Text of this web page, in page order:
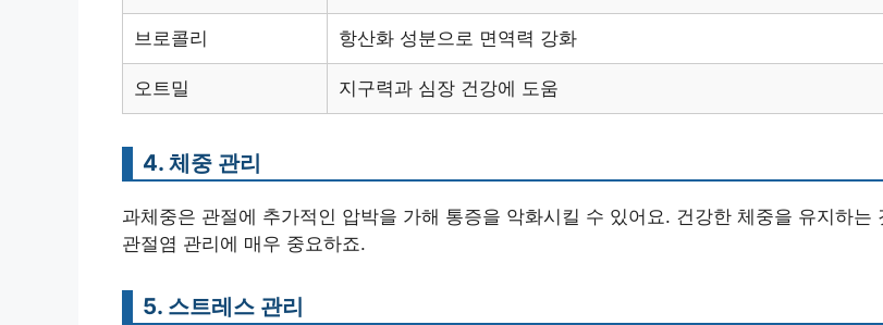
브로콜리 항산화 성분으로 면역력 강화
오트밀 지구력과 심장 건강에 도움
4. 체중 관리
과체중은 관절에 추가적인 압박을 가해 통증을 악화시킬 수 있어요. 건강한 체중을 유지하는
관절염 관리에 매우 중요하죠.
5. 스트레스 관리